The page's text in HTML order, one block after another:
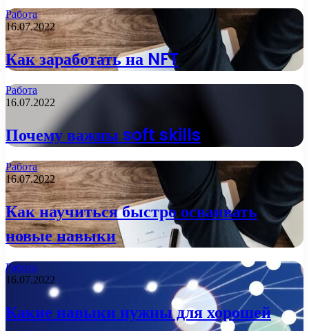
Работа
16.07.2022
Как заработать на NFT
Работа
16.07.2022
Почему важны soft skills
Работа
16.07.2022
Как научиться быстро осваивать
новые навыки
Работа
16.07.2022
Какие навыки нужны для хорошей